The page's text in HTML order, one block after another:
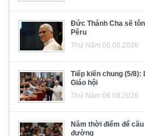
Đức Thánh Cha sẽ
Pêru
Thứ Năm 06.08.2026
Tiếp kiến chung (5/
Giáo hội
Thứ Năm 06.08.2026
Năm thời điểm để
đường